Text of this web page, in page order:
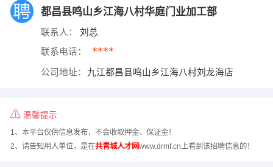
都昌县鸣山乡江海八村华庭门业加工部
联系人： 刘总
联系电话： ****
公司地址： 九江都昌县鸣山乡江海八村刘龙海店
温馨提示
1、本平台仅供信息发布，不会收取押金、保证金！
2、请告知用人单位，是在共青城人才网www.drmf.cn上看到该招聘信息的！